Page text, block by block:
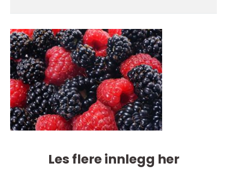
Les flere innlegg her